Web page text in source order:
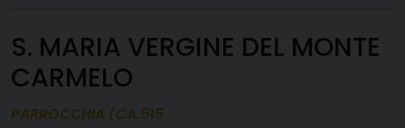
S. MARIA VERGINE DEL MONTE
CARMELO
PARROCCHIA (CA.515